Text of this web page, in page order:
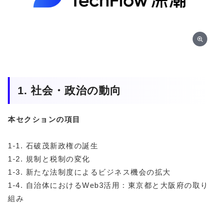
1. 社会・政治の動向
本セクションの項目
1-1. 石破茂新政権の誕生
1-2. 規制と税制の変化
1-3. 新たな法制度によるビジネス機会の拡大
1-4. 自治体におけるWeb3活用：東京都と大阪府の取り
組み